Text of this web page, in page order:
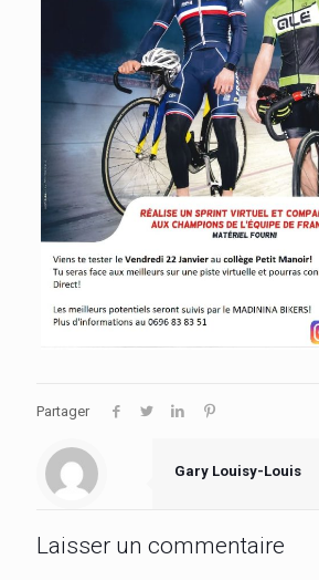
Partager
Gary Louisy-Louis
Laisser un commentaire